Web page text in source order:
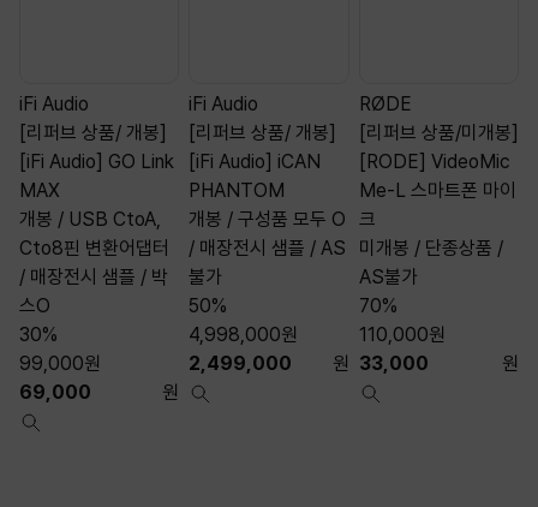
iFi Audio
[리퍼브 상품/ 개봉]
[iFi Audio] GO Link
MAX
개봉 / USB CtoA,
Cto8핀 변환어댑터
/ 매장전시 샘플 / 박
스O
69,000 원
99,000원
30%
iFi Audio
[리퍼브 상품/ 개봉]
[iFi Audio] iCAN
PHANTOM
개봉 / 구성품 모두 O
/ 매장전시 샘플 / AS
불가
2,499,000 원
4,998,000원
50%
RØDE
[리퍼브 상품/미개봉]
[RODE] VideoMic
Me-L 스마트폰 마이
크
미개봉 / 단종상품 /
AS불가
33,000 원
110,000원
70%